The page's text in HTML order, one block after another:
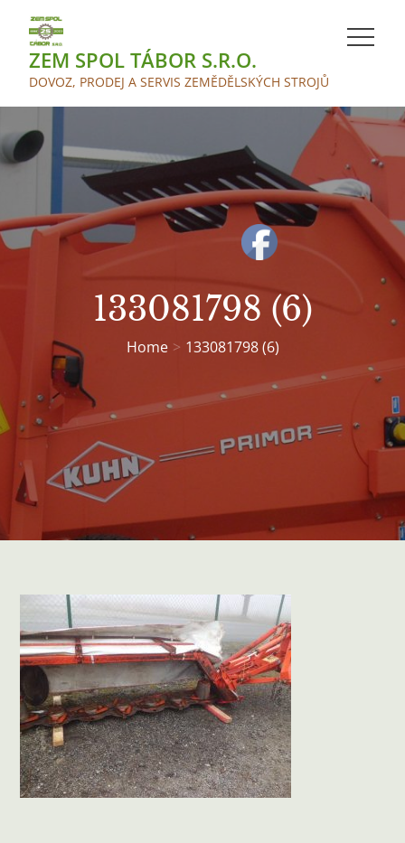
contentZEM SPOL TÁBOR S.R.O.
DOVOZ, PRODEJ A SERVIS ZEMĚDĚLSKÝCH STROJŮ
133081798 (6)
Home 133081798 (6)